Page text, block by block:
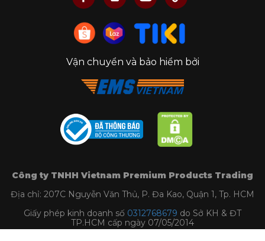
Vận chuyển và bảo hiểm bởi
Công ty TNHH Vietnam Premium Products Trading
Địa chỉ: 207C Nguyễn Văn Thủ, P. Đa Kao, Quận 1, Tp. HCM
Giấy phép kinh doanh số 0312768679 do Sở KH & ĐT
TP.HCM cấp ngày 07/05/2014